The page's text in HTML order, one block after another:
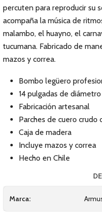
percuten para reproducir su
acompaña la música de
malambo, el huayno, el
tucumana. Fabricado de
mazos y correa.
Bombo legüero
14 pulgadas de diámetro
Fabricación artesanal
Parches de cuero crudo
Caja de madera
Incluye mazos y correa
Hecho en Chile
Marca: